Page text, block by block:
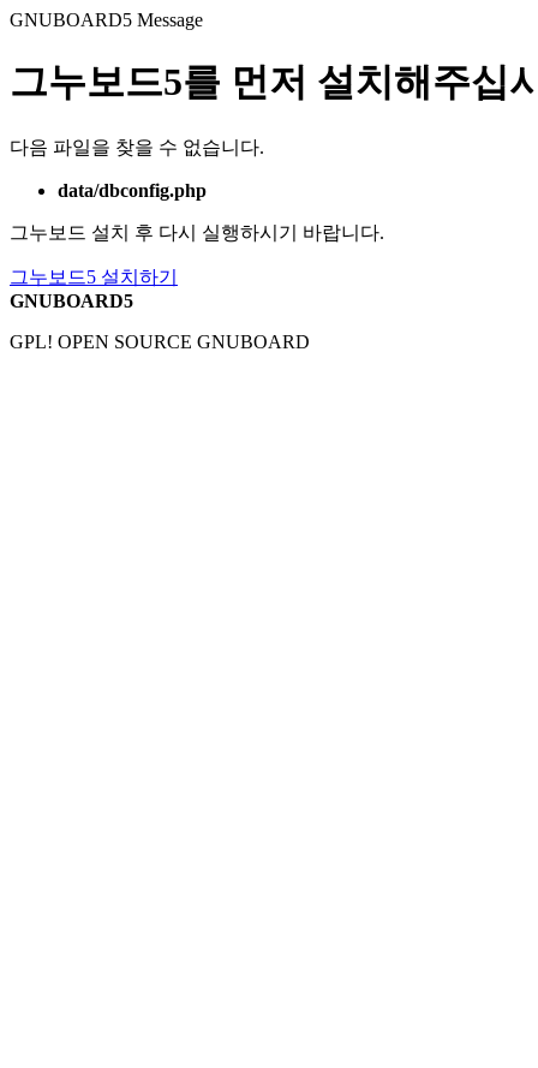
GNUBOARD5 Message
그누보드5를 먼저 설치해주십
다음 파일을 찾을 수 없습니다.
data/dbconfig.php
그누보드 설치 후 다시 실행하시기 바랍니다.
그누보드5 설치하기
GNUBOARD5
GPL! OPEN SOURCE GNUBOARD